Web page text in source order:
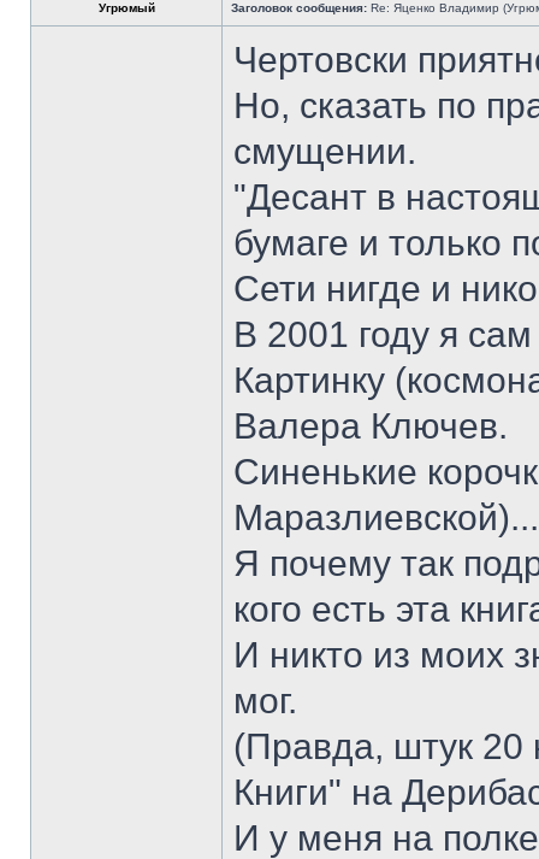
Угрюмый Заголовок сообщения: Re: Яценко Владимир
Чертовски
Но, сказать по
смущении.
"Десант в
бумаге и только
Сети нигде и
В 2001 году я
Картинку
Валера Ключев.
Синенькие
Маразлиевской)...
Я почему так
кого есть эта
И никто из моих
мог.
(Правда, штук 20
Книги" на
И у меня на